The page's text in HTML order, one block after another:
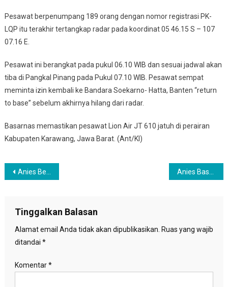
Pesawat berpenumpang 189 orang dengan nomor registrasi PK-
LQP itu terakhir tertangkap radar pada koordinat 05 46.15 S – 107
07.16 E.
Pesawat ini berangkat pada pukul 06.10 WIB dan sesuai jadwal akan
tiba di Pangkal Pinang pada Pukul 07.10 WIB. Pesawat sempat
meminta izin kembali ke Bandara Soekarno- Hatta, Banten “return
to base” sebelum akhirnya hilang dari radar.
Basarnas memastikan pesawat Lion Air JT 610 jatuh di perairan
Kabupaten Karawang, Jawa Barat. (Ant/KI)
Navigasi
Anies Berbagi tentang Inisiatif Jakarta di U20 Summit
Tinggalkan Balasan
Alamat email Anda tidak akan dipublikasikan. Ruas yang wajib
ditandai *
Komentar*